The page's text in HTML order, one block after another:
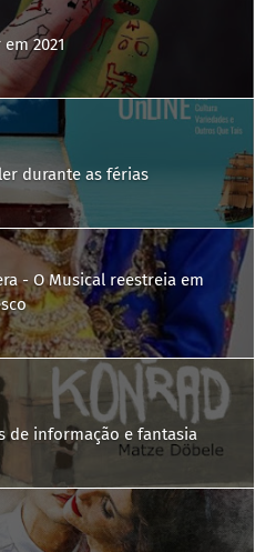
2021
durante as férias
- O Musical reestreia em
de informação e fantasia